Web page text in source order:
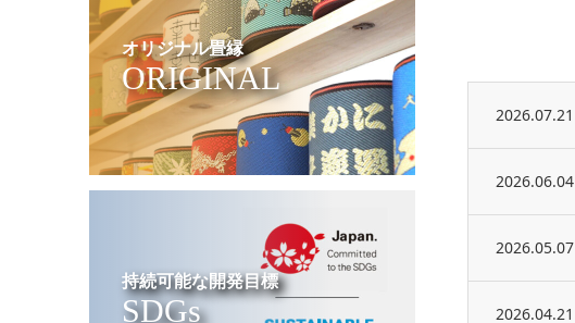
2026.07.21
2026.06.04
2026.05.07
2026.04.21
オリジナル畳縁
ORIGINAL
持続可能な開発目標
SDGs